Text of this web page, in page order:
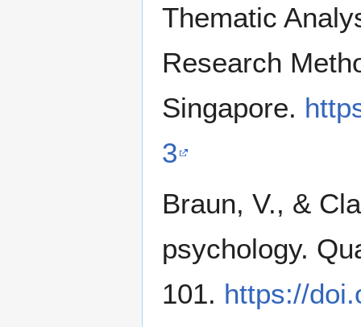
Thematic
Research
Singapore.
3
Braun, V., &
psychology.
101. https://